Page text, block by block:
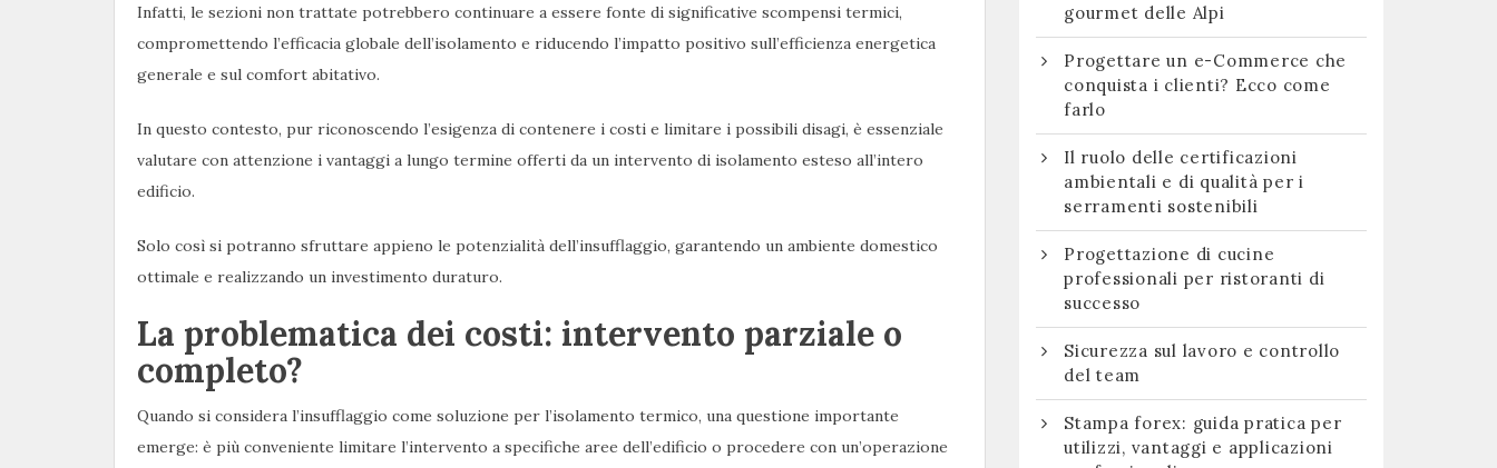
Infatti, le sezioni non trattate potrebbero continuare a essere fonte di significative scompensi termici,
compromettendo l’efficacia globale dell’isolamento e riducendo l’impatto positivo sull’efficienza energetica
generale e sul comfort abitativo.
In questo contesto, pur riconoscendo l’esigenza di contenere i costi e limitare i possibili disagi, è essenziale
valutare con attenzione i vantaggi a lungo termine offerti da un intervento di isolamento esteso all’intero
edificio.
Solo così si potranno sfruttare appieno le potenzialità dell’insufflaggio, garantendo un ambiente domestico
ottimale e realizzando un investimento duraturo.
La problematica dei costi: intervento parziale o
completo?
Quando si considera l’insufflaggio come soluzione per l’isolamento termico, una questione importante
emerge: è più conveniente limitare l’intervento a specifiche aree dell’edificio o procedere con un’operazione
gourmet delle Alpi
Progettare un e-Commerce che
conquista i clienti? Ecco come
farlo
Il ruolo delle certificazioni
ambientali e di qualità per i
serramenti sostenibili
Progettazione di cucine
professionali per ristoranti di
successo
Sicurezza sul lavoro e controllo
del team
Stampa forex: guida pratica per
utilizzi, vantaggi e applicazioni